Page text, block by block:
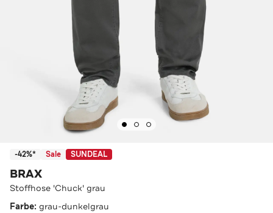
-42%* Sale SUNDEAL
BRAX
Stoffhose 'Chuck' grau
Farbe: grau-dunkelgrau